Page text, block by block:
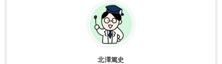
北澤篤史